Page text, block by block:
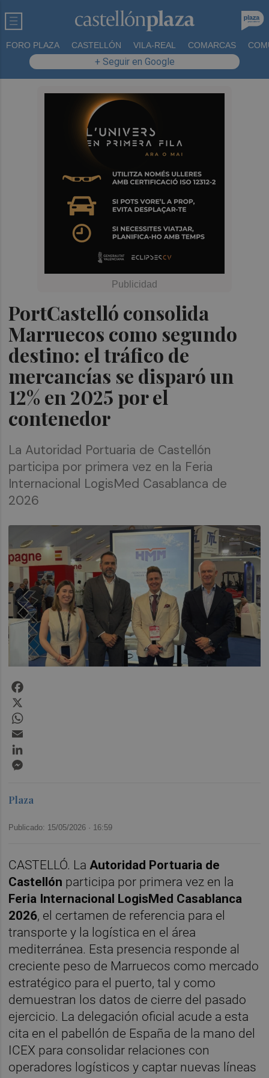
FORO PLAZA CASTELLÓN VILA-REAL COMARCAS
+ Seguir en Google
PortCastelló consolida
Marruecos como segundo
destino: el tráfico de
mercancías se disparó un
12% en 2025 por el
contenedor
La Autoridad Portuaria de Castellón
participa por primera vez en la Feria
Internacional LogisMed Casablanca de
2026
Plaza
Publicado: 15/05/2026 · 16:59
CASTELLÓ. LaAutoridad Portuaria de
Castellón participa por primera vez en la
Feria Internacional LogisMed Casablanca
2026, el certamen de referencia para el
transporte y la logística en el área
mediterránea. Esta presencia responde al
creciente peso de Marruecos como mercado
estratégico para el puerto, tal y como
demuestran los datos de cierre del pasado
ejercicio. La delegación oficial acude a esta
cita en el pabellón de España de la mano del
ICEX para consolidar relaciones con
operadores logísticos y captar nuevas líneas